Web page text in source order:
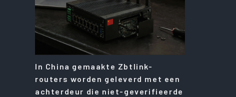
In China gemaakte Zbtlink-
routers worden geleverd met een
achterdeur die niet-geverifieerde